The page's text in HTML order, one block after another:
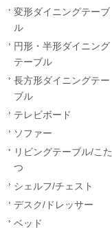
変形ダイニングテーブ
ル
円形・半形ダイニング
テーブル
長方形ダイニングテー
ブル
テレビボード
ソファー
リビングテーブル/こた
つ
シェルフ/チェスト
デスク/ドレッサー
ベッド